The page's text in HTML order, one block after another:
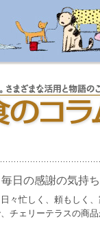
日の感謝の気持
忙しく、頼もしく
チェリーテラスの商